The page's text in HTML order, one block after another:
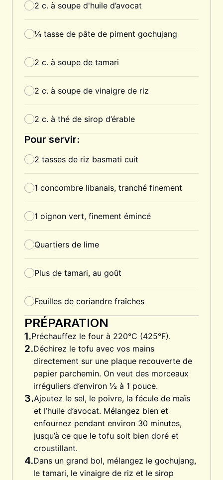
2 c. à soupe d'huile d’avocat
¼ tasse de pâte de piment gochujang
2 c. à soupe de tamari
2 c. à soupe de vinaigre de riz
2 c. à thé de sirop d’érable
Pour servir:
2 tasses de riz basmati cuit
1 concombre libanais, tranché finement
1 oignon vert, finement émincé
Quartiers de lime
Plus de tamari, au goût
Feuilles de coriandre fraîches
PRÉPARATION
1.Préchauffez le four à 220°C (425°F).
2.Déchirez le tofu avec vos mains
directement sur une plaque recouverte de
papier parchemin. On veut des morceaux
irréguliers d’environ ½ à 1 pouce.
3.Ajoutez le sel, le poivre, la fécule de maïs
et l’huile d’avocat. Mélangez bien et
enfournez pendant environ 30 minutes,
jusqu’à ce que le tofu soit bien doré et
croustillant.
4.Dans un grand bol, mélangez le gochujang,
le tamari, le vinaigre de riz et le sirop